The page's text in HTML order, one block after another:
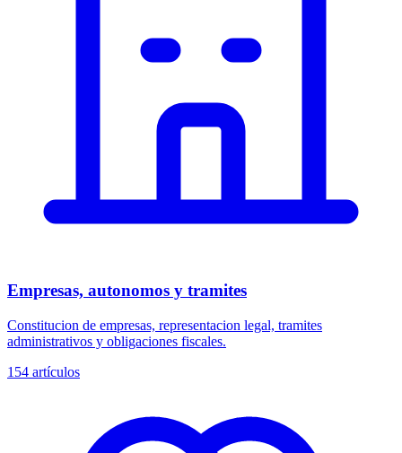
Empresas, autonomos y tramites
Constitucion de empresas, representacion legal, tramites
administrativos y obligaciones fiscales.
154 artículos